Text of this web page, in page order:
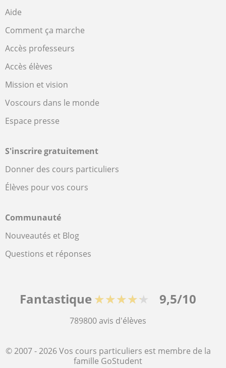
Aide
Comment ça marche
Accès professeurs
Accès élèves
Mission et vision
Voscours dans le monde
Espace presse
S'inscrire gratuitement
Donner des cours particuliers
Élèves pour vos cours
Communauté
Nouveautés et Blog
Questions et réponses
Fantastique ★★★★★ 9,5/10
789800avis d'élèves
© 2007 - 2026 Vos cours particuliers est membre de la
famille GoStudent